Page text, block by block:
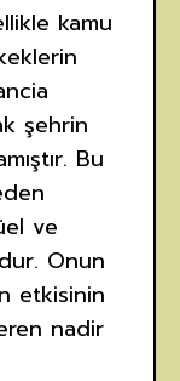
kamu
şehrin
Bu
ve
Onun
etkisinin
nadir